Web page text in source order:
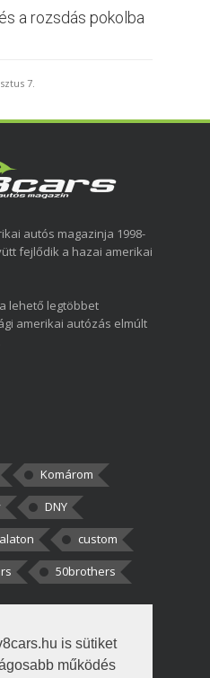
is sütiket
működés
a rozsdás pokolba
7.
autós magazinja 1998-
fejlődik a hazai amerikai
lehető legtöbbet
amerikai autózás elmúlt
Komárom
DNY
custom
50brothers
Én csak két